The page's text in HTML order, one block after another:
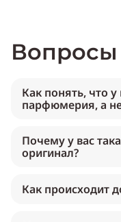
Вопросы
Как понять, что
парфюмерия, а
Почему у вас
оригинал?
Как происходит